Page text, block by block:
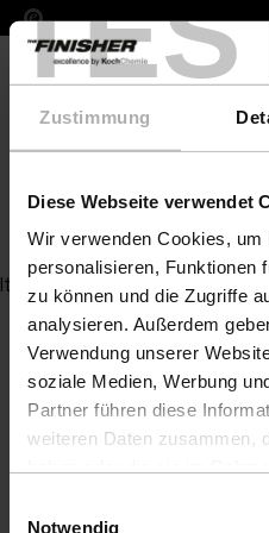
Zustimmung
Diese Webseite verwendet
Wir verwenden Cookies, um
personalisieren, Funktionen
zu können und die Zugriffe
analysieren. Außerdem
Verwendung unserer
soziale Medien, Werbung
Partner führen diese
weiteren Daten zusammen,
Einstellungen zu den
Notwendig
SpeedGlassCleaner
Item not found